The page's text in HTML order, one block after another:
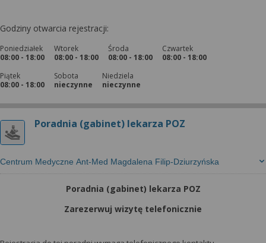
Godziny otwarcia rejestracji:
Poniedziałek
08:00 - 18:00
Wtorek
08:00 - 18:00
Środa
08:00 - 18:00
Czwartek
08:00 - 18:00
Piątek
08:00 - 18:00
Sobota
nieczynne
Niedziela
nieczynne
Poradnia (gabinet) lekarza POZ
Centrum Medyczne Ant-Med Magdalena Filip-Dziurzyńska
Poradnia (gabinet) lekarza POZ
Zarezerwuj wizytę telefonicznie